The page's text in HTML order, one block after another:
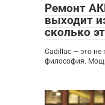
Ремонт
выходит
сколько
Cadillac — это не
философия.